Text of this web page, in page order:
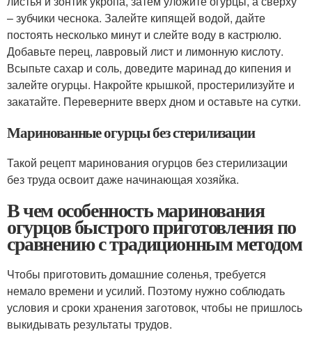
– зубчики чеснока. Залейте кипящей водой, дайте
постоять несколько минут и слейте воду в кастрюлю.
Добавьте перец, лавровый лист и лимонную кислоту.
Всыпьте сахар и соль, доведите маринад до кипения и
залейте огурцы. Накройте крышкой, простерилизуйте и
закатайте. Переверните вверх дном и оставьте на сутки.
Маринованные огурцы без стерилизации
Такой рецепт маринования огурцов без стерилизации
без труда освоит даже начинающая хозяйка.
В чем особенность маринования
огурцов быстрого приготовления по
сравнению с традиционным методом
Чтобы приготовить домашние соленья, требуется
немало времени и усилий. Поэтому нужно соблюдать
условия и сроки хранения заготовок, чтобы не пришлось
выкидывать результаты трудов.